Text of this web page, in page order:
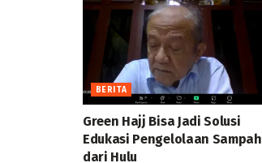
BERITA
Green Hajj Bisa Jadi Solusi
Edukasi Pengelolaan Sampah
dari Hulu